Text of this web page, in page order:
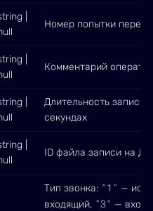
|
Номер попытки
|
Комментарий
|
Длительность записи
секундах
|
ID файла записи на
Тип звонка: "1" —
входящий, "3" —